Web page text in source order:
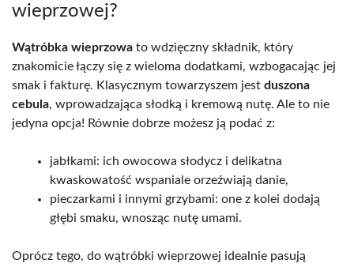
wieprzowej?
Wątróbka wieprzowa to wdzięczny składnik, który
znakomicie łączy się z wieloma dodatkami, wzbogacając jej
smak i fakturę. Klasycznym towarzyszem jest duszona
cebula, wprowadzająca słodką i kremową nutę. Ale to nie
jedyna opcja! Równie dobrze możesz ją podać z:
jabłkami: ich owocowa słodycz i delikatna
kwaskowatość wspaniale orzeźwiają danie,
pieczarkami i innymi grzybami: one z kolei dodają
głębi smaku, wnosząc nutę umami.
Oprócz tego, do wątróbki wieprzowej idealnie pasują